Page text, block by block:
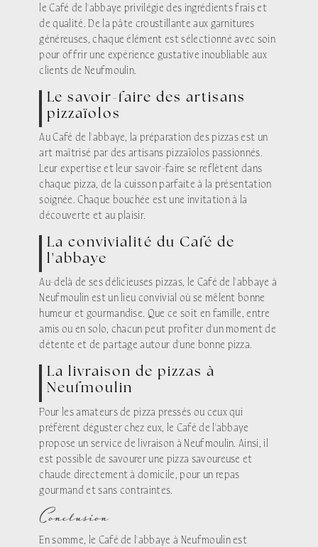
le Café de l'abbaye privilégie des ingrédients frais et
de qualité. De la pâte croustillante aux garnitures
généreuses, chaque élément est sélectionné avec soin
pour offrir une expérience gustative inoubliable aux
clients de Neufmoulin.
Le savoir-faire des artisans
pizzaïolos
Au Café de l'abbaye, la préparation des pizzas est un
art maîtrisé par des artisans pizzaïolos passionnés.
Leur expertise et leur savoir-faire se reflètent dans
chaque pizza, de la cuisson parfaite à la présentation
soignée. Chaque bouchée est une invitation à la
découverte et au plaisir.
La convivialité du Café de
l'abbaye
Au-delà de ses délicieuses pizzas, le Café de l'abbaye à
Neufmoulin est un lieu convivial où se mêlent bonne
humeur et gourmandise. Que ce soit en famille, entre
amis ou en solo, chacun peut profiter d'un moment de
détente et de partage autour d'une bonne pizza.
La livraison de pizzas à
Neufmoulin
Pour les amateurs de pizza pressés ou ceux qui
préfèrent déguster chez eux, le Café de l'abbaye
propose un service de livraison à Neufmoulin. Ainsi, il
est possible de savourer une pizza savoureuse et
chaude directement à domicile, pour un repas
gourmand et sans contraintes.
Conclusion
En somme, le Café de l'abbaye à Neufmoulin est